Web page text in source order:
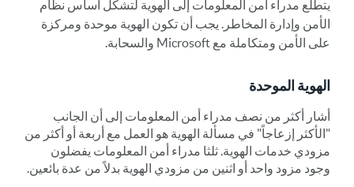
يتطلع مدراء أمن المعلومات إلى الهوية لتشكل أساس نظام
الأمن وإدارة المخاطر. يجب أن تكون الهوية موحدة ومركزة
على الأمن ومتكاملة مع Microsoft والسحابة.
الهوية الموحدة
أشار أكثر من نصف مدراء أمن المعلومات إلى أن الجانب
"الأكثر إزعاجاً" في مسألة الهوية هو العمل مع أربعة أو أكثر من
مزودي خدمات الهوية. ثلثا مدراء أمن المعلومات يفضلون
وجود مزود واحد أو اثنين من مزودي الهوية بدلاً من عدة بائعين.